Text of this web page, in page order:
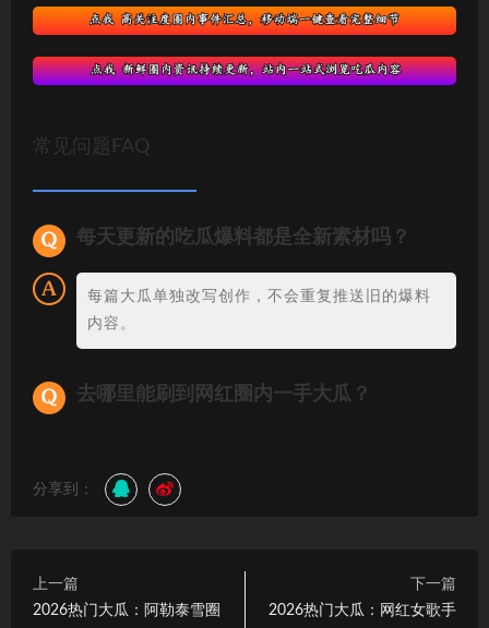
常见问题FAQ
每天更新的吃瓜爆料都是全新素材吗？
每篇大瓜单独改写创作，不会重复推送旧的爆料
内容。
去哪里能刷到网红圈内一手大瓜？
分享到：
上一篇
2026热门大瓜：阿勒泰雪圈
下一篇
2026热门大瓜：网红女歌手